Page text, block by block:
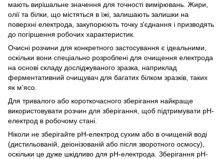
мають вирішальне значення для точності вимірювань. Жири,
олії та білки, що містяться в їжі, залишають залишки на
поверхні електрода, закупорюють точку з'єднання і призводять
до погіршення робочих характеристик.
Очисні розчини для конкретного застосування є ідеальними,
оскільки вони спеціально розроблені для очищення електрода
на основі складу досліджуваного зразка, наприклад
ферментативний очищувач для багатих білком зразків, таких
як м’ясо.
Для тривалого або короткочасного зберігання найкраще
використовувати розчин для зберігання, щоб підтримувати рН-
електрод в робочому стані.
Ніколи не зберігайте рН-електрод сухим або в очищеній воді
(дистильованій, деіонізованій або після зворотного осмосу),
оскільки це дуже шкідливо для рН-електрода. Зберігання рН-